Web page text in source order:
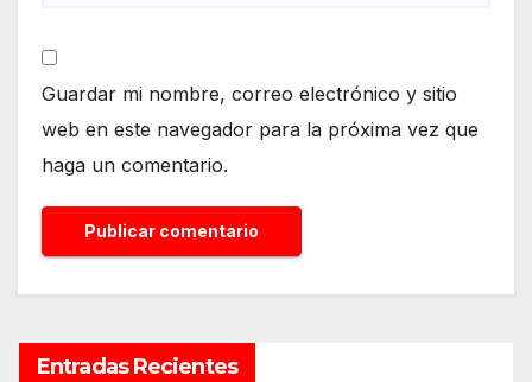
Guardar mi nombre, correo electrónico y sitio
web en este navegador para la próxima vez que
haga un comentario.
Entradas Recientes